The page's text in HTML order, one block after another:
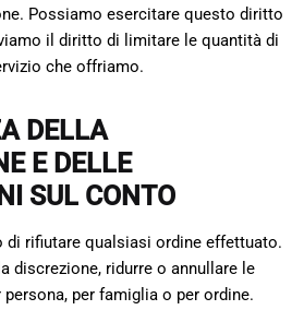
Possiamo esercitare questo diritto
il diritto di limitare le quantità di
che offriamo.
DELLA
E DELLE
SUL CONTO
di rifiutare qualsiasi ordine effettuato.
discrezione, ridurre o annullare le
per famiglia o per ordine.